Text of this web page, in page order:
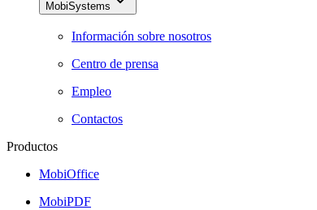
MobiSystems
Información sobre nosotros
Centro de prensa
Empleo
Contactos
Productos
MobiOffice
MobiPDF